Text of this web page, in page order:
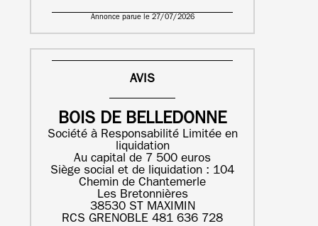
Annonce parue le 27/07/2026
AVIS
BOIS DE BELLEDONNE
Société à Responsabilité Limitée en
liquidation
Au capital de 7 500 euros
Siège social et de liquidation : 104
Chemin de Chantemerle
Les Bretonnières
38530 ST MAXIMIN
RCS GRENOBLE 481 636 728